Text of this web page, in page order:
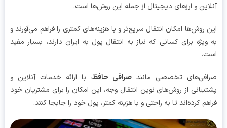
و ارزهای دیجیتال از جمله این روش‌ها است.
روش‌ها امکان انتقال سریع‌تر و با هزینه‌های کمتری را فراهم می‌آورند و
برای کسانی که نیاز به انتقال پول به ایران دارند، بسیار مفید
تخصصی مانندصرافی حافظ ، با ارائه خدمات آنلاین و
از روش‌های نوین انتقال وجه، این امکان را برای مشتریان خود
کرده‌اند تا به راحتی و با هزینه کمتر، پول خود را جابجا کنند.